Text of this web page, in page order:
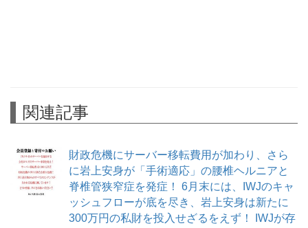
関連記事
財政危機にサーバー移転費用が加わり、さら
に岩上安身が「手術適応」の腰椎ヘルニアと
脊椎管狭窄症を発症！ 6月末には、IWJのキャ
ッシュフローが底を尽き、岩上安身は新たに
300万円の私財を投入せざるをえず！ IWJが存